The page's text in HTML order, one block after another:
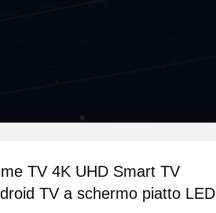
TV 4K UHD Smart TV
TV a schermo piatto LED